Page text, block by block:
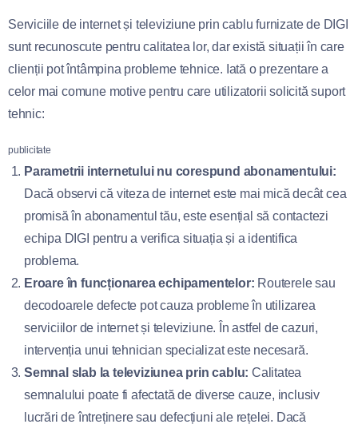
Serviciile de internet și televiziune prin cablu furnizate de DIGI
sunt recunoscute pentru calitatea lor, dar există situații în care
clienții pot întâmpina probleme tehnice. Iată o prezentare a
celor mai comune motive pentru care utilizatorii solicită suport
tehnic:
publicitate
Parametrii internetului nu corespund abonamentului:
Dacă observi că viteza de internet este mai mică decât cea
promisă în abonamentul tău, este esențial să contactezi
echipa DIGI pentru a verifica situația și a identifica
problema.
Eroare în funcționarea echipamentelor: Routerele sau
decodoarele defecte pot cauza probleme în utilizarea
serviciilor de internet și televiziune. În astfel de cazuri,
intervenția unui tehnician specializat este necesară.
Semnal slab la televiziunea prin cablu: Calitatea
semnalului poate fi afectată de diverse cauze, inclusiv
lucrări de întreținere sau defecțiuni ale rețelei. Dacă